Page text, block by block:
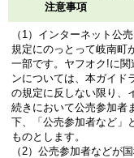
注意事項
（1）インターネット公
規定にのっとって岐南町
一部です。ヤフオク!に
ンについては、本ガイド
の規定に反しない限り、
続きにおいて公売参加者
下、「公売参加者など」
ものとします。
（2）公売参加者などが